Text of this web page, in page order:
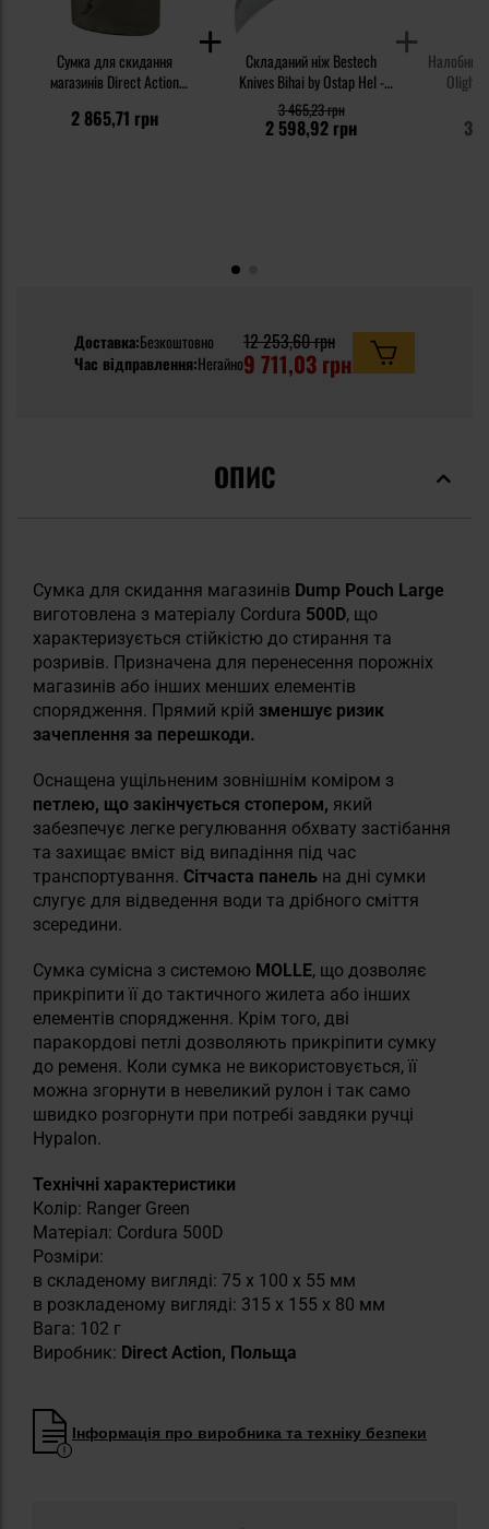
Сумка для скидання
магазинів Direct Action
Green
2 865,71 грн
Складаний ніж Bestech
Knives Bihai by Ostap Hel -
Orange
2 598,92 грн
3 465,23 грн
Налобний
Olight
3
Доставка:Безкоштовно
Час відправлення:Негайно
12 253,60 грн
9 711,03 грн
ОПИС
Сумка для скидання магазинів Dump Pouch Large
виготовлена з матеріалу Cordura 500D, що
характеризується стійкістю до стирання та
розривів. Призначена для перенесення порожніх
магазинів або інших менших елементів
спорядження. Прямий крій зменшує ризик
зачеплення за перешкоди.
Оснащена ущільненим зовнішнім коміром з
петлею, що закінчується стопером, який
забезпечує легке регулювання обхвату застібання
та захищає вміст від випадіння під час
транспортування. Сітчаста панель на дні сумки
слугує для відведення води та дрібного сміття
зсередини.
Сумка сумісна з системою MOLLE, що дозволяє
прикріпити її до тактичного жилета або інших
елементів спорядження. Крім того, дві
паракордові петлі дозволяють прикріпити сумку
до ременя. Коли сумка не використовується, її
можна згорнути в невеликий рулон і так само
швидко розгорнути при потребі завдяки ручці
Hypalon.
Технічні характеристики
Колір: Ranger Green
Матеріал: Cordura 500D
Розміри:
в складеному вигляді: 75 х 100 х 55 мм
в розкладеному вигляді: 315 х 155 х 80 мм
Вага: 102 г
Виробник: Direct Action, Польща
Інформація про виробника та техніку безпеки